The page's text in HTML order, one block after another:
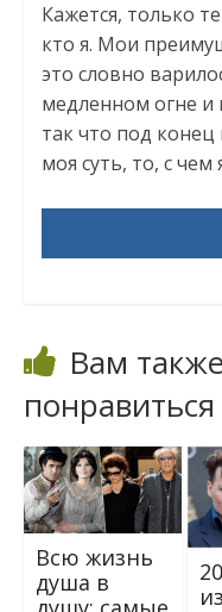
Кажется, только
кто я. Мои
это словно
медленном огне и
так что под конец
моя суть, то, с чем
Вам
понравиться
Всю жизнь
душа в
20